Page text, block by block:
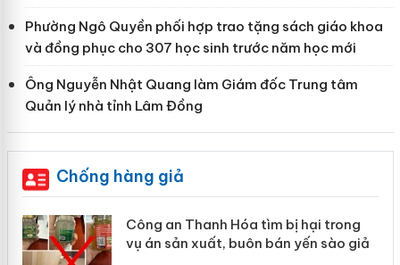
Phường Ngô Quyền phối hợp trao tặng sách giáo khoa
và đồng phục cho 307 học sinh trước năm học mới
Ông Nguyễn Nhật Quang làm Giám đốc Trung tâm
Quản lý nhà tỉnh Lâm Đồng
Chống hàng giả
trong
sào giả
Lào Cai xử lý 83 vụ vi phạm
mại trong tháng 7